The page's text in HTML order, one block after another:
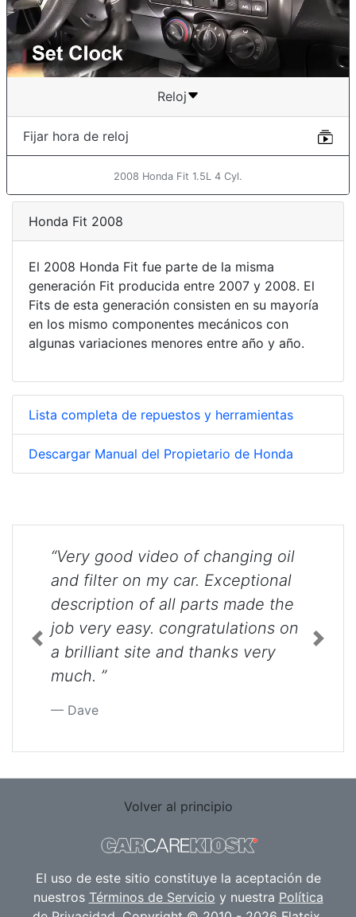
Reloj
Fijar hora de reloj
2008 Honda Fit 1.5L 4 Cyl.
Honda Fit 2008
El 2008 Honda Fit fue parte de la misma
generación Fit producida entre 2007 y 2008. El
Fits de esta generación consisten en su mayoría
en los mismo componentes mecánicos con
algunas variaciones menores entre año y año.
Lista completa de repuestos y herramientas
Descargar Manual del Propietario de Honda
“Very good video of changing oil
and filter on my car. Exceptional
description of all parts made the
job very easy. congratulations on
a brilliant site and thanks very
much. ”
Dave
Previous Next
Volver al principio
El uso de este sitio constituye la aceptación de
nuestros Términos de Servicio y nuestra Política